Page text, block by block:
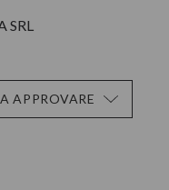
SRL
APPROVARE